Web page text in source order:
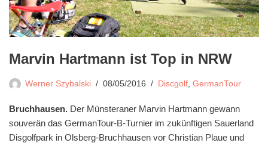
Marvin Hartmann ist Top in NRW
Werner Szybalski 08/05/2016 Discgolf, GermanTour
Bruchhausen. Der Münsteraner Marvin Hartmann gewann
souverän das GermanTour-B-Turnier im zukünftigen Sauerland
Disgolfpark in Olsberg-Bruchhausen vor Christian Plaue und